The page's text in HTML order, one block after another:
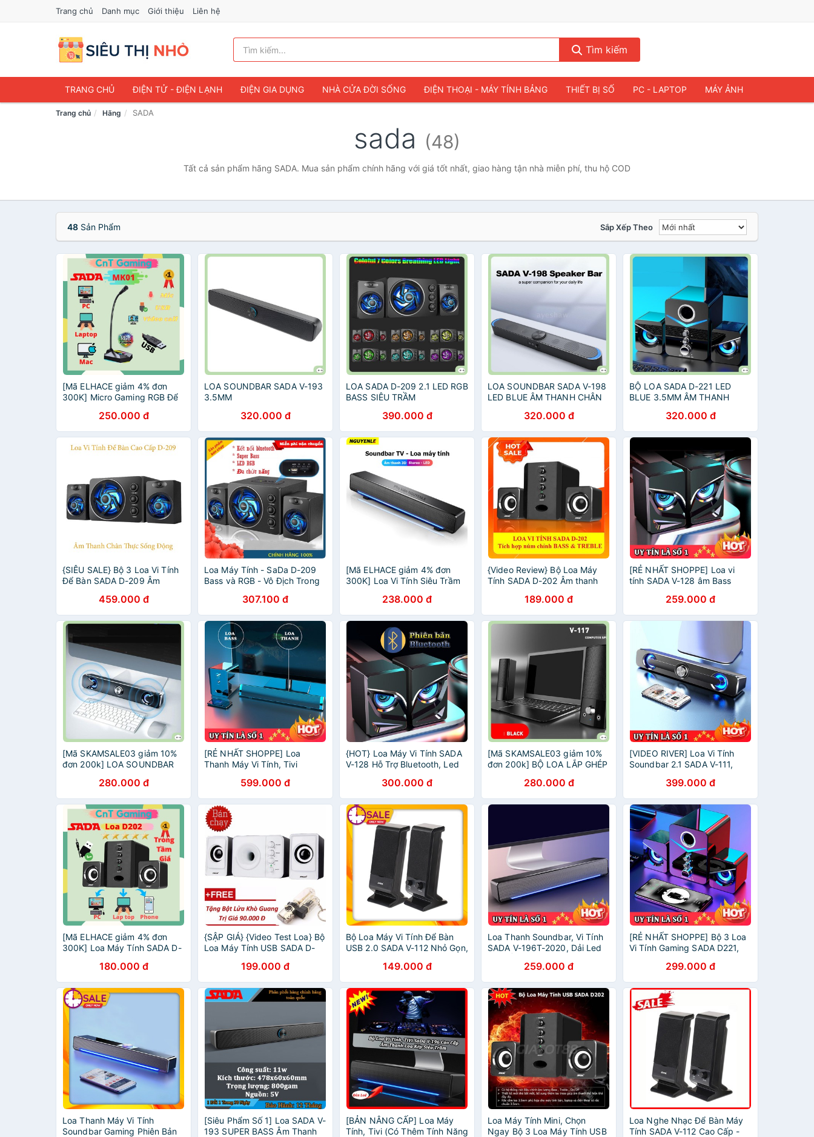
Trang chủ Danh mục Giới thiệu Liên hệ
Tìm kiếm
TRANG CHỦ ĐIỆN TỬ - ĐIỆN LẠNH ĐIỆN GIA DỤNG NHÀ CỬA ĐỜI SỐNG ĐIỆN THOẠI - MÁY TÍNH BẢNG THIẾT BỊ SỐ PC - LAPTOP MÁY ẢNH
Trang chủ Hãng SADA
sada (48)
Tất cả sản phẩm hãng SADA. Mua sản phẩm chính hãng với giá tốt nhất, giao hàng tận nhà miễn phí, thu hộ COD
48 Sản Phẩm Sắp Xếp Theo
[Mã ELHACE giảm 4% đơn
300K] Micro Gaming RGB Để
Làm Việc Online
250.000 đ
LOA SOUNDBAR SADA V-193
3.5MM
320.000 đ
LOA SADA D-209 2.1 LED RGB
BASS SIÊU TRẦM
390.000 đ
LOA SOUNDBAR SADA V-198
LED BLUE ÂM THANH CHÂN
320.000 đ
BỘ LOA SADA D-221 LED
BLUE 3.5MM ÂM THANH
320.000 đ
{SIÊU SALE} Bộ 3 Loa Vi Tính
Để Bàn SADA D-209 Âm
USB, Thẻ nhớ, Jack 3.5
459.000 đ
Loa Máy Tính - SaDa D-209
Bass và RGB - Vô Địch Trong
thoại, Máy tính, Smart Tivi)
307.100 đ
[Mã ELHACE giảm 4% đơn
300K] Loa Vi Tính Siêu Trầm
238.000 đ
{Video Review} Bộ Loa Máy
Tính SADA D-202 Âm thanh
BASS Và TREBLE
189.000 đ
[RẺ NHẤT SHOPPE] Loa vi
tính SADA V-128 âm Bass
Eye dùng cho điện thoại máy
tính laptop
259.000 đ
[Mã SKAMSALE03 giảm 10%
đơn 200k] LOA SOUNDBAR
THANH CHÂN THỰC
280.000 đ
[RẺ NHẤT SHOPPE] Loa
Thanh Máy Vi Tính, Tivi
Hỗ Trợ Bluetooth 5.0, Âm
Thanh Siêu Trầm
599.000 đ
{HOT} Loa Máy Vi Tính SADA
V-128 Hỗ Trợ Bluetooth, Led
300.000 đ
[Mã SKAMSALE03 giảm 10%
đơn 200k] BỘ LOA LẮP GHÉP
THANH CHÂN THỰC
280.000 đ
[VIDEO RIVER] Loa Vi Tính
Soundbar 2.1 SADA V-111,
Âm Thanh Đạt Chuẩn HD
399.000 đ
[Mã ELHACE giảm 4% đơn
300K] Loa Máy Tính SADA D-
180.000 đ
{SẬP GIÁ} {Video Test Loa} Bộ
Loa Máy Tính USB SADA D-
199.000 đ
Bộ Loa Máy Vi Tính Để Bàn
USB 2.0 SADA V-112 Nhỏ Gọn,
149.000 đ
Loa Thanh Soundbar, Vi Tính
SADA V-196T-2020, Dải Led
Siêu Trầm - Loa Máy Tính PC,
Tivi
259.000 đ
[RẺ NHẤT SHOPPE] Bộ 3 Loa
Vi Tính Gaming SADA D221,
Thanh Siêu Trầm
299.000 đ
Loa Thanh Máy Vi Tính
Soundbar Gaming Phiên Bản
[Siêu Phẩm Số 1] Loa SADA V-
193 SUPER BASS Âm Thanh
[BẢN NÂNG CẤP] Loa Máy
Tính, Tivi (Có Thêm Tính Năng
Loa Máy Tính Mini, Chọn
Ngay Bộ 3 Loa Máy Tính USB
Loa Nghe Nhạc Để Bàn Máy
Tính SADA V-112 Cao Cấp -